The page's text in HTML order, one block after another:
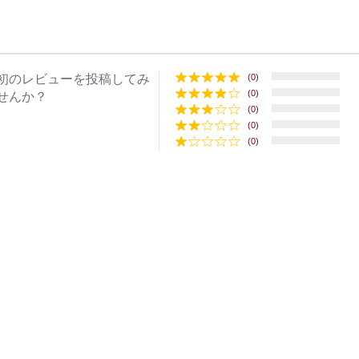
のレビューを投稿してみ
んか？
(0)
(0)
(0)
(0)
(0)